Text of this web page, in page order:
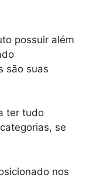
possuir além
são suas
ter tudo
se
nos